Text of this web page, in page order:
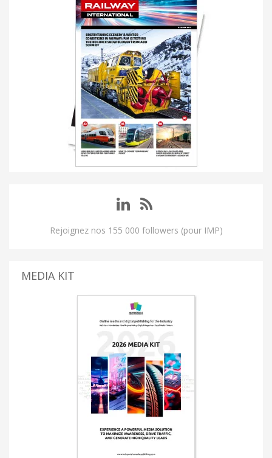
Rejoignez nos 155 000 followers (pour IMP)
MEDIA KIT